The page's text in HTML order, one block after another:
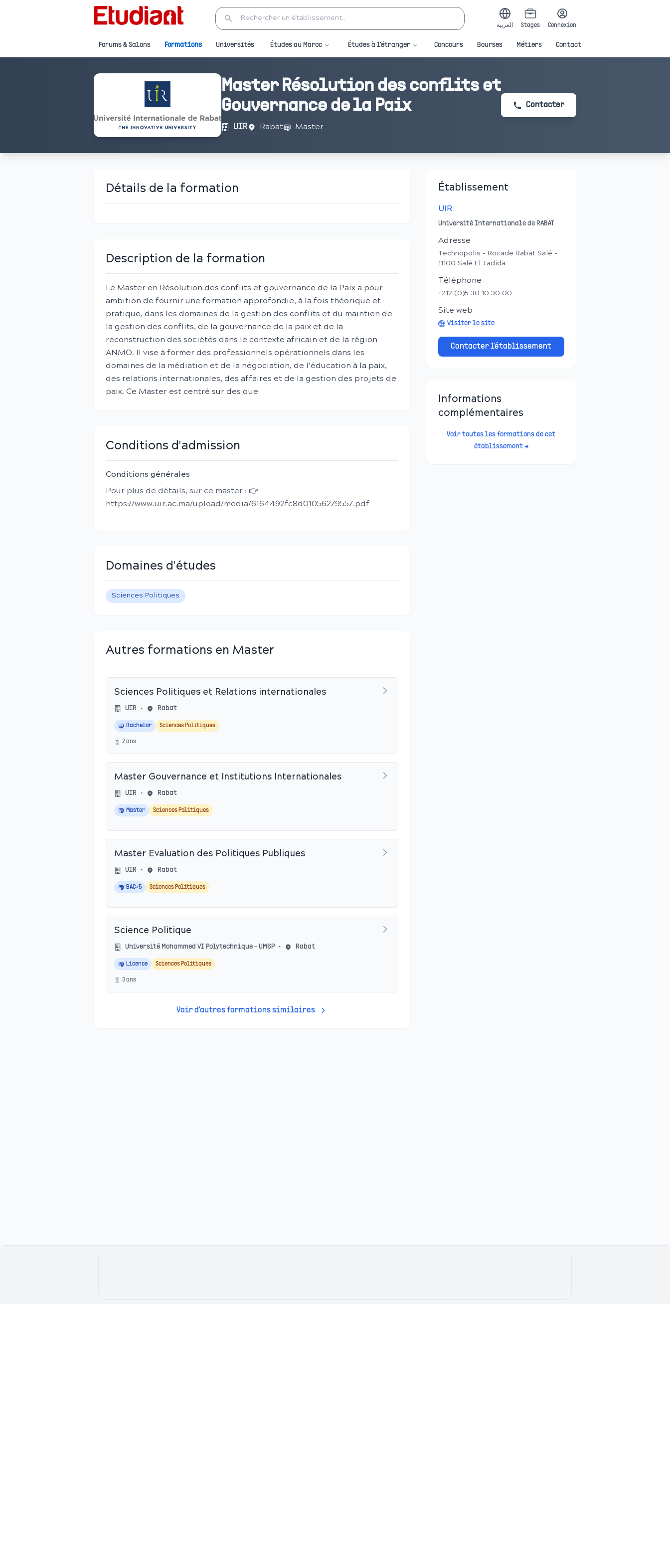
العربية Stages Connexion
Forums & Salons Formations Universités Études au Maroc Études à l'étranger Concours Bourses Métiers Contact
Master Résolution des conflits et
Gouvernance de la Paix
UIR Rabat Master
Contacter
Détails de la formation
Description de la formation
Le Master en Résolution des conflits et gouvernance de la Paix a pour
ambition de fournir une formation approfondie, à la fois théorique et
pratique, dans les domaines de la gestion des conflits et du maintien de
la gestion des conflits, de la gouvernance de la paix et de la
reconstruction des sociétés dans le contexte africain et de la région
ANMO. Il vise à former des professionnels opérationnels dans les
domaines de la médiation et de la négociation, de l’éducation à la paix,
des relations internationales, des affaires et de la gestion des projets de
paix. Ce Master est centré sur des que
Conditions d'admission
Conditions générales
Pour plus de détails, sur ce master : 👉
https://www.uir.ac.ma/upload/media/6164492fc8d01056279557.pdf
Domaines d'études
Sciences Politiques
Autres formations en Master
Sciences Politiques et Relations internationales
UIR • Rabat
Bachelor Sciences Politiques
2ans
Master Gouvernance et Institutions Internationales
UIR • Rabat
Master Sciences Politiques
Master Evaluation des Politiques Publiques
UIR • Rabat
BAC+5 Sciences Politiques
Science Politique
Université Mohammed VI Polytechnique - UM6P • Rabat
Licence Sciences Politiques
3ans
Voir d'autres formations similaires
Établissement
UIR
Université Internationale de RABAT
Adresse
Technopolis - Rocade Rabat Salé -
11100 Salé El Jadida
Téléphone
+212 (0)5 30 10 30 00
Site web
Visiter le site
Contacter l'établissement
Informations
complémentaires
Voir toutes les formations de cet
établissement →